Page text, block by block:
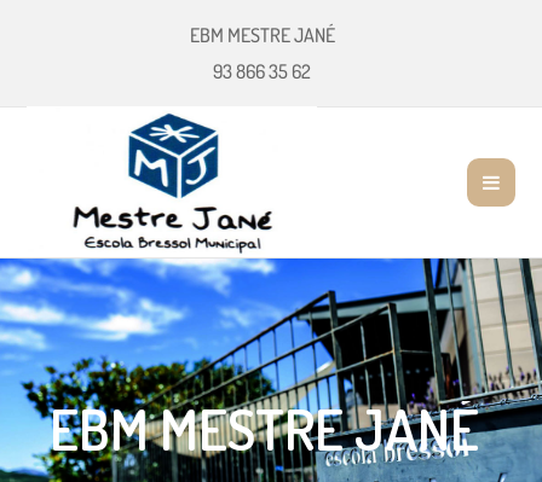
EBM MESTRE JANÉ
93 866 35 62
EBM MESTRE JANÉ